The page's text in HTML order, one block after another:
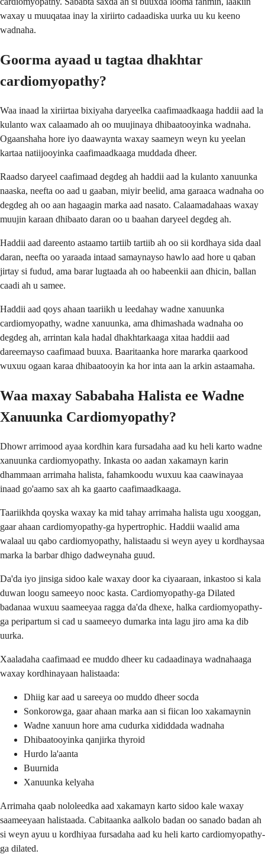
waxay u muuqataa inay la xiriirto cadaadiska uurka uu ku keeno
wadnaha.
Goorma ayaad u tagtaa dhakhtar
cardiomyopathy?
Waa inaad la xiriirtaa bixiyaha daryeelka caafimaadkaaga haddii aad la
kulanto wax calaamado ah oo muujinaya dhibaatooyinka wadnaha.
Ogaanshaha hore iyo daawaynta waxay saameyn weyn ku yeelan
kartaa natiijooyinka caafimaadkaaga muddada dheer.
Raadso daryeel caafimaad degdeg ah haddii aad la kulanto xanuunka
naaska, neefta oo aad u gaaban, miyir beelid, ama garaaca wadnaha oo
degdeg ah oo aan hagaagin marka aad nasato. Calaamadahaas waxay
muujin karaan dhibaato daran oo u baahan daryeel degdeg ah.
Haddii aad dareento astaamo tartiib tartiib ah oo sii kordhaya sida daal
daran, neefta oo yaraada intaad samaynayso hawlo aad hore u qaban
jirtay si fudud, ama barar lugtaada ah oo habeenkii aan dhicin, ballan
caadi ah u samee.
Haddii aad qoys ahaan taariikh u leedahay wadne xanuunka
cardiomyopathy, wadne xanuunka, ama dhimashada wadnaha oo
degdeg ah, arrintan kala hadal dhakhtarkaaga xitaa haddii aad
dareemayso caafimaad buuxa. Baaritaanka hore mararka qaarkood
wuxuu ogaan karaa dhibaatooyin ka hor inta aan la arkin astaamaha.
Waa maxay Sababaha Halista ee Wadne
Xanuunka Cardiomyopathy?
Dhowr arrimood ayaa kordhin kara fursadaha aad ku heli karto wadne
xanuunka cardiomyopathy. Inkasta oo aadan xakamayn karin
dhammaan arrimaha halista, fahamkoodu wuxuu kaa caawinayaa
inaad go'aamo sax ah ka gaarto caafimaadkaaga.
Taariikhda qoyska waxay ka mid tahay arrimaha halista ugu xooggan,
gaar ahaan cardiomyopathy-ga hypertrophic. Haddii waalid ama
walaal uu qabo cardiomyopathy, halistaadu si weyn ayey u kordhaysaa
marka la barbar dhigo dadweynaha guud.
Da'da iyo jinsiga sidoo kale waxay door ka ciyaaraan, inkastoo si kala
duwan loogu sameeyo nooc kasta. Cardiomyopathy-ga Dilated
badanaa wuxuu saameeyaa ragga da'da dhexe, halka cardiomyopathy-
ga peripartum si cad u saameeyo dumarka inta lagu jiro ama ka dib
uurka.
Xaaladaha caafimaad ee muddo dheer ku cadaadinaya wadnahaaga
waxay kordhinayaan halistaada:
Dhiig kar aad u sareeya oo muddo dheer socda
Sonkorowga, gaar ahaan marka aan si fiican loo xakamaynin
Wadne xanuun hore ama cudurka xididdada wadnaha
Dhibaatooyinka qanjirka thyroid
Hurdo la'aanta
Buurnida
Xanuunka kelyaha
Arrimaha qaab nololeedka aad xakamayn karto sidoo kale waxay
saameeyaan halistaada. Cabitaanka aalkolo badan oo sanado badan ah
si weyn ayuu u kordhiyaa fursadaha aad ku heli karto cardiomyopathy-
ga dilated.